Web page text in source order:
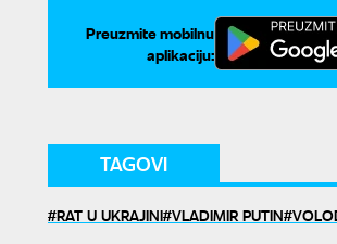
Preuzmite mobilnu
aplikaciju:
TAGOVI
RAT U UKRAJINI VLADIMIR PUTIN